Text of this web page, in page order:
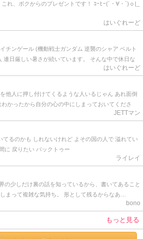
れ、ボクからのプレゼントです！ ｺｰﾋｰ(´・∀・`)ｏ|_
はいぐれーど
チンゲール (機動戦士ガンダム 逆襲のシャア ベルト
連日厳しい暑さが続いています。 そんな中で休日な
っこで青空塗装をしている自分は一体何者なのだろ
しながらトップコートを吹いてきました。 かくして
り始めた時からデカいデカいと言い続けていた同キ
型のバインダーですね。 どちらにもバーニアノズル
からに推力オバケです。 でも、ぶっちゃけここまで
要ないのでは？と思うわけです。 あれだけの巨体に
ち合ったりビームサーベルでチャンバラさせる意味
ンパクトも大事かも知れないけど、だからと言って
かろうに。 そう言えばこのナイチンゲールの搭乗者
いモビルスーツを宛てがわれた時にもブツブツ文句
あるべき｣と言うシャア様の強い拘りが反映されて、
ね？ まぁ、アムロとの最後の死闘を繰り広げたモビ
て感じです。 せっかくなので 1年前に作ったRG Hi-ν
に納めます。 はてさて、どこに飾ろうかな･･･。
はいぐれーど
他人に押し付けてくるような人いるじゃん あれ面倒
かったから自分の心の中にしまっておいてくださ
もので、他人に共有させるもんじゃないし、他人に見
近っうか、ここ一年ぐらいプライドの塊みたいなオ
見せたことはありません。 プライドってのはとても
そんな感じで久しぶりに覗いてみたら、地味にアク
てみた。 ではでは。 そんな感じ。
JETTマン
てるのかも しれないけれど よその国の人で 溢れてい
に 戻りたい バックトゥー
ライレイ
の少しだけ裏の話を知っているから、書いてあること
まって複雑な気持ち。 形として残るからなあ…
bono
もっと見る